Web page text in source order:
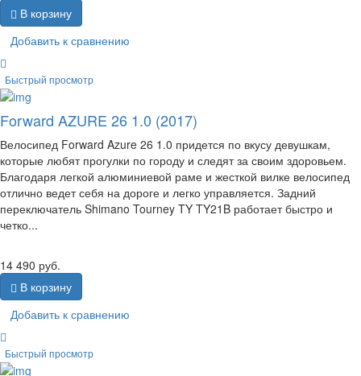
В корзину
Добавить к сравнению
Быстрый просмотр
Forward AZURE 26 1.0 (2017)
Велосипед Forward Azure 26 1.0 придется по вкусу девушкам,
которые любят прогулки по городу и следят за своим здоровьем.
Благодаря легкой алюминиевой раме и жесткой вилке велосипед
отлично ведет себя на дороге и легко управляется. Задний
переключатель Shimano Tourney TY TY21B работает быстро и
четко...
14 490 руб.
В корзину
Добавить к сравнению
Быстрый просмотр